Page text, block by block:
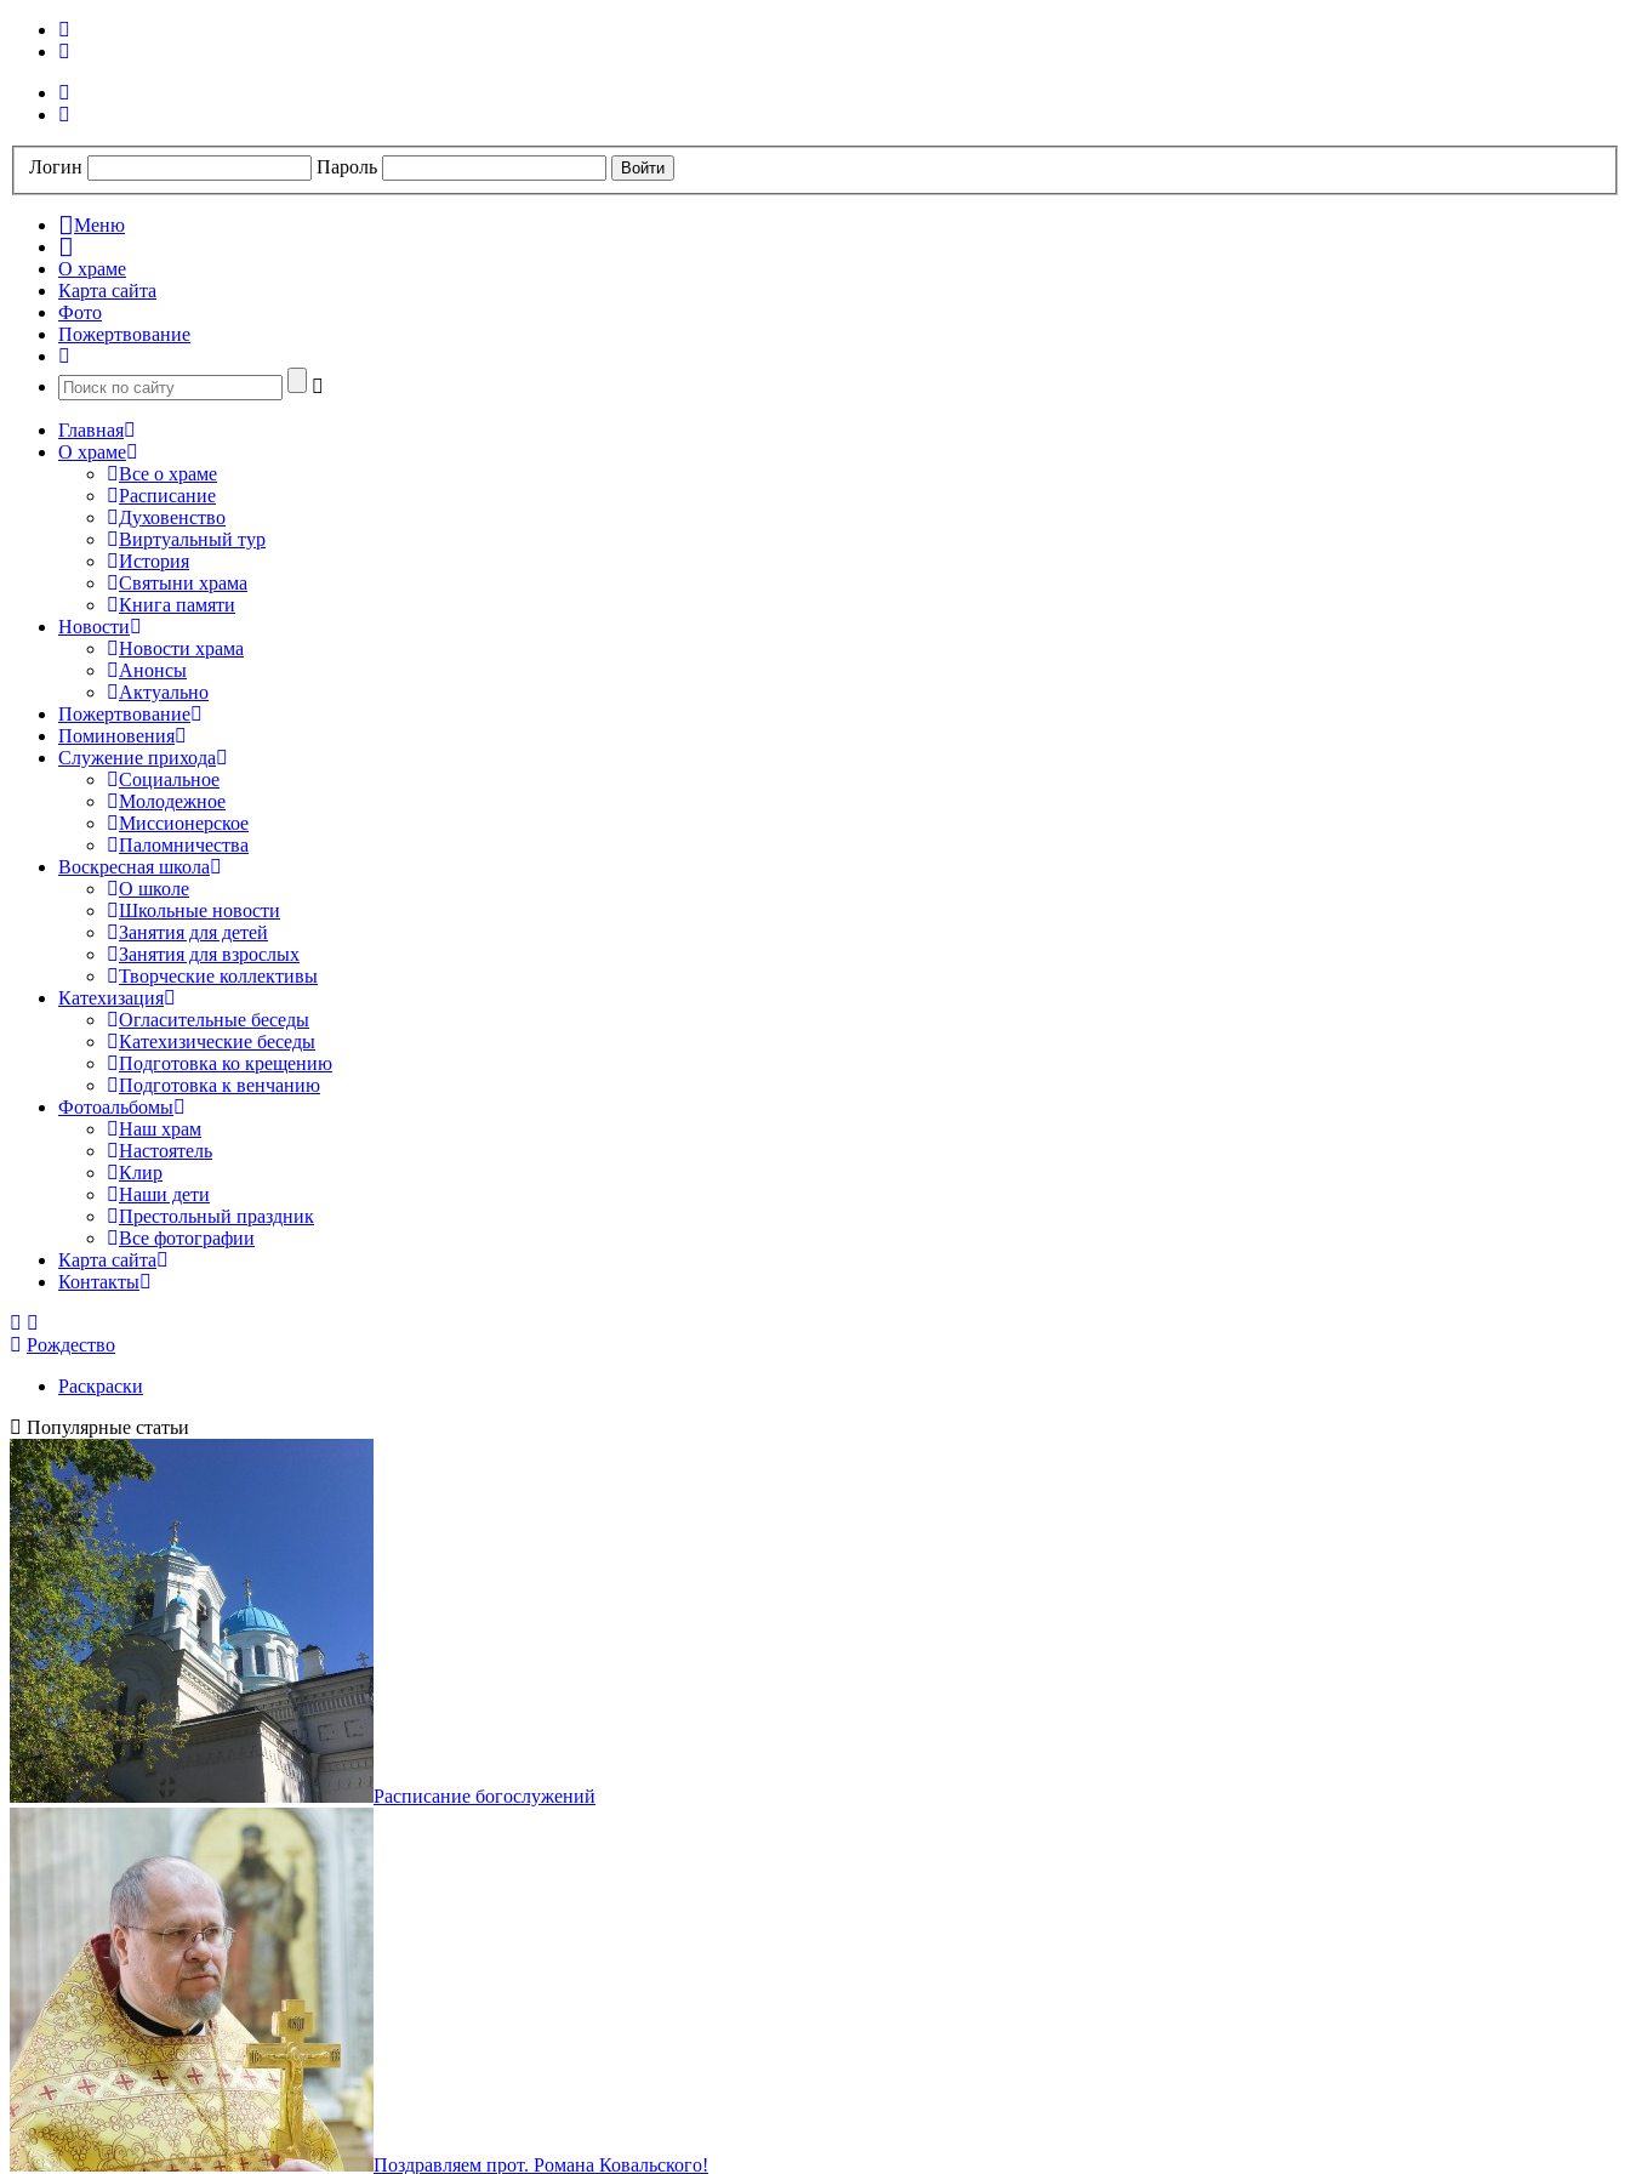
Логин Пароль
Меню
О храме
Карта сайта
Фото
Пожертвование
Главная
О храме
Все о храме
Расписание
Духовенство
Виртуальный тур
История
Святыни храма
Книга памяти
Новости
Новости храма
Анонсы
Актуально
Пожертвование
Поминовения
Служение прихода
Социальное
Молодежное
Миссионерское
Паломничества
Воскресная школа
О школе
Школьные новости
Занятия для детей
Занятия для взрослых
Творческие коллективы
Катехизация
Огласительные беседы
Катехизические беседы
Подготовка ко крещению
Подготовка к венчанию
Фотоальбомы
Наш храм
Настоятель
Клир
Наши дети
Престольный праздник
Все фотографии
Карта сайта
Контакты
Рождество
Раскраски
Популярные статьи
Расписание богослужений
Поздравляем прот. Романа Ковальского!